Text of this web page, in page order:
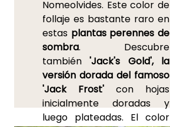
Nomeolvides. Este color de
follaje es bastante raro en
estas plantas perennes de
sombra. Descubre
también'Jack's Gold', la
versión dorada del famoso
'Jack Frost' con hojas
inicialmente doradas y
luego plateadas. El color